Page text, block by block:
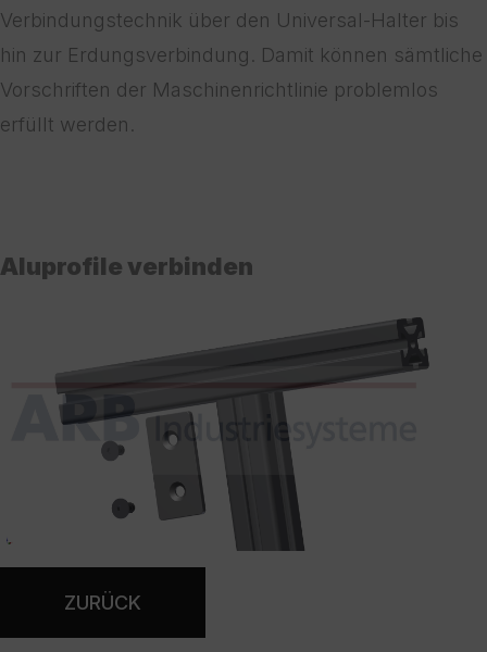
Verbindungstechnik über den Universal-Halter bis
hin zur Erdungsverbindung. Damit können sämtliche
Vorschriften der Maschinenrichtlinie problemlos
erfüllt werden.
Aluprofile verbinden
ZURÜCK